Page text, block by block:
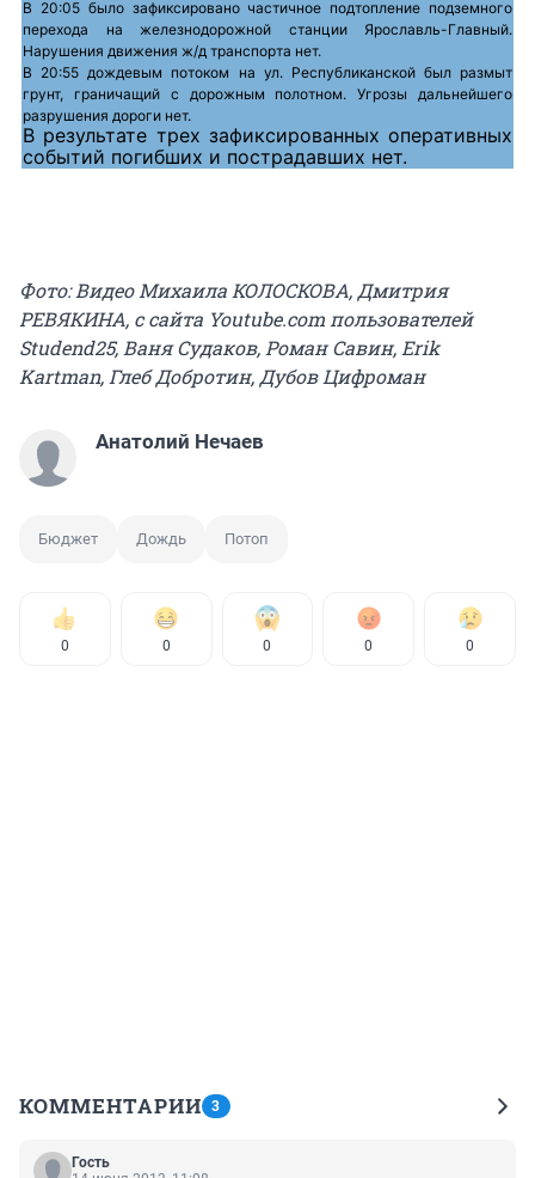
В 20:05 было зафиксировано частичное подтопление подземного
перехода на железнодорожной станции Ярославль-Главный.
Нарушения движения ж/д транспорта нет.
В 20:55 дождевым потоком на ул. Республиканской был размыт
грунт, граничащий с дорожным полотном. Угрозы дальнейшего
разрушения дороги нет.
В результате трех зафиксированных оперативных
событий погибших и пострадавших нет.
Фото: Видео Михаила КОЛОСКОВА, Дмитрия
РЕВЯКИНА, с сайта Youtube.com пользователей
Studend25, Ваня Судаков, Роман Савин, Erik
Kartman, Глеб Добротин, Дубов Цифроман
Анатолий Нечаев
Бюджет Дождь Потоп
0 0 0 0 0
КОММЕНТАРИИ 3
Гость